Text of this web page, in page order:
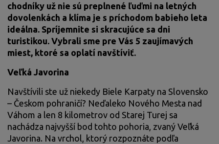
chodníky už nie sú preplnené ľuďmi na letných
dovolenkách a klíma je s príchodom babieho leta
ideálna. Spríjemnite si skracujúce sa dni
turistikou. Vybrali sme pre Vás 5 zaujímavých
miest, ktoré sa oplatí navštíviť.
Veľká Javorina
Navštívili ste už niekedy Biele Karpaty na Slovensko
– Českom pohraničí? Neďaleko Nového Mesta nad
Váhom a len 8 kilometrov od Starej Turej sa
nachádza najvyšší bod tohto pohoria, zvaný Veľká
Javorina. Na vrchol, ktorý rozpoznáte podľa